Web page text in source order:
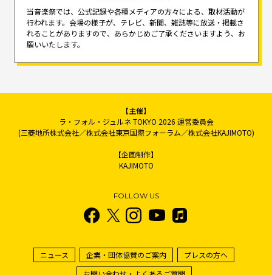
当音楽祭では、公式記録や各種メディアの方々による、取材活動が
行われます。 会場の様子が、テレビ、新聞、雑誌等に放送・掲載さ
れることがありますので、 あらかじめご了承くださいますよう、お
願いいたします。
【主催】
ラ・フォル・ジュルネ TOKYO 2026 運営委員会
(三菱地所株式会社／株式会社東京国際フォーラム／株式会社KAJIMOTO)
【企画制作】
KAJIMOTO
FOLLOW US
ニュース 企業・団体協賛のご案内
プレスの方へ